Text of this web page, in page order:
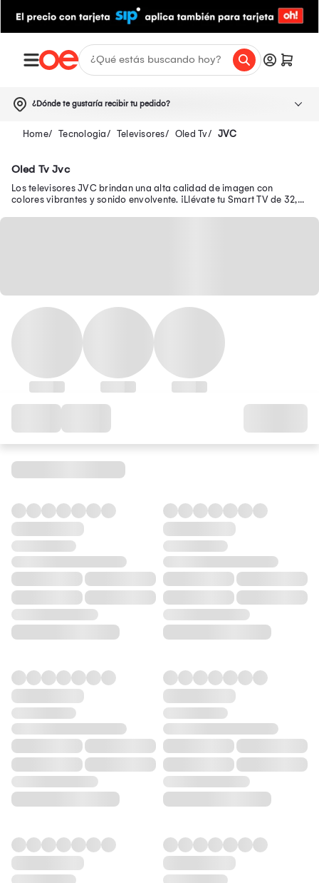
¿Dónde te gustaría recibir tu pedido?
Tecnologia Televisores Oled Tv JVC
Oled Tv Jvc
Los televisores JVC brindan una alta calidad de imagen con
colores vibrantes y sonido envolvente. ¡Llévate tu Smart TV de 32,